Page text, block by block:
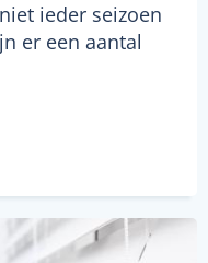
ieder seizoen
er een aantal